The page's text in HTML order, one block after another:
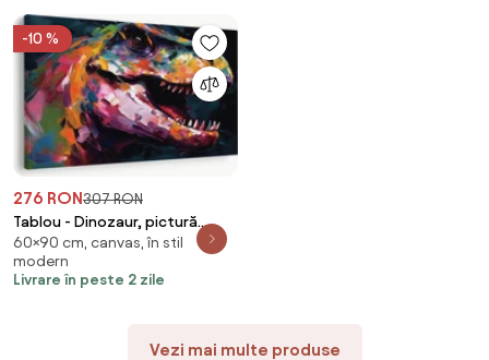
-10 %
276 RON307 RON
Tablou - Dinozaur, pictură
(90x60 cm)
60×90 cm, canvas, în stil
modern
Livrare în peste 2 zile
Vezi mai multe produse